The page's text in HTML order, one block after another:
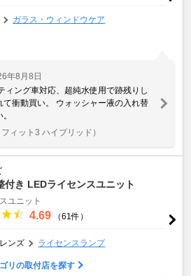
ガラス・ウィンドウケア
年8月8日
ィング車対応、超純水使用で跡残りし
衝動買い。 ウォッシャー液の入れ替
フィット3 ハイブリッド）
付き LEDライセンスユニット
ユニット
4.69 （61件）
ンズ ライセンスランプ
リの取付店を探す